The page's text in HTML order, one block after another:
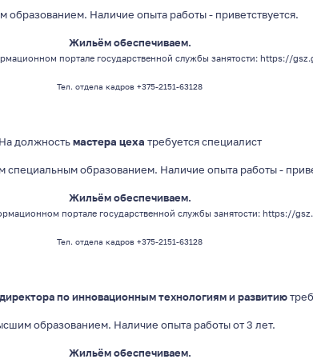
образованием. Наличие опыта работы - приветствуется.
Жильём обеспечиваем.
портале государственной службы занятости: https://
Тел. отдела кадров +375-2151-63128
На должностьмастера цеха требуется специалист
специальнымобразованием. Наличие опыта работы -
Жильём обеспечиваем.
портале государственной службы занятости: https://
Тел. отдела кадров +375-2151-63128
по инновационным технологиям и развитию
образованием. Наличие опыта работы от 3 лет.
Жильём обеспечиваем.